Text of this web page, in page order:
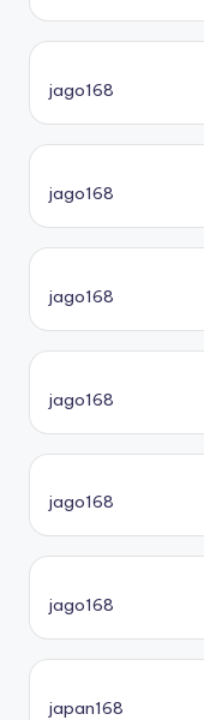
jago168
jago168
jago168
jago168
jago168
jago168
japan168